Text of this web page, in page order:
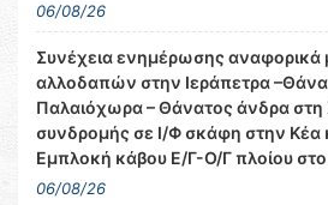
06/08/26
Συνέχεια ενημέρωσης αναφορικά
αλλοδαπών στην Ιεράπετρα
Παλαιόχωρα – Θάνατος άνδρα στη
συνδρομής σε Ι/Φ σκάφη στην Κέα
Εμπλοκή κάβου Ε/Γ-Ο/Γ πλοίου
06/08/26